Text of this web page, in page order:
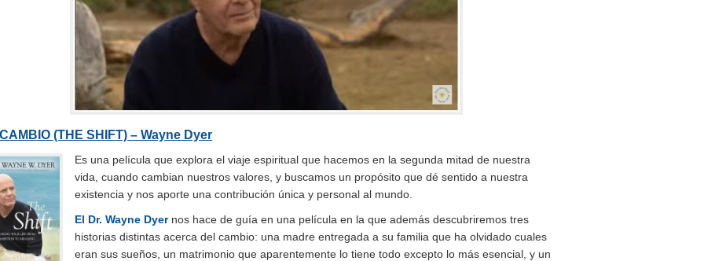
(THE SHIFT) – Wayne Dyer
Es una película que explora el viaje espiritual que hacemos en la segunda mitad de nuestra
vida, cuando cambian nuestros valores, y buscamos un propósito que dé sentido a nuestra
existencia y nos aporte una contribución única y personal al mundo.
El Dr. Wayne Dyernos hace de guía en una película en la que además descubriremos tres
historias distintas acerca del cambio: una madre entregada a su familia que ha olvidado cuales
eran sus sueños, un matrimonio que aparentemente lo tiene todo excepto lo más esencial, y un